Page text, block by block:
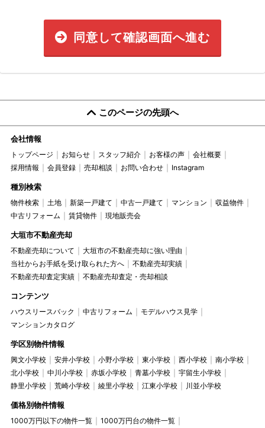
同意して確認画面へ進む
このページの先頭へ
会社情報
トップページ お知らせ スタッフ紹介 お客様の声
会社概要
採用情報
会員登録 売却相談 お問い合わせ Instagram
種別検索
物件検索 土地 新築一戸建て 中古一戸建て マンション
収益物件
中古リフォーム
賃貸物件 現地販売会
大垣市不動産売却
不動産売却について
大垣市の不動産売却に強い理由
当社からお手紙を受け取られた方へ
不動産売却実績
不動産売却査定実績
不動産売却査定・売却相談
コンテンツ
ハウスリースバック 中古リフォーム
モデルハウス見学
マンションカタログ
学区別物件情報
興文小学校 安井小学校 小野小学校 東小学校 西小学校
南小学校
北小学校
中川小学校 赤坂小学校 青墓小学校
宇留生小学校
静里小学校
荒崎小学校 綾里小学校 江東小学校 川並小学校
価格別物件情報
1000万円以下の物件一覧
1000万円台の物件一覧